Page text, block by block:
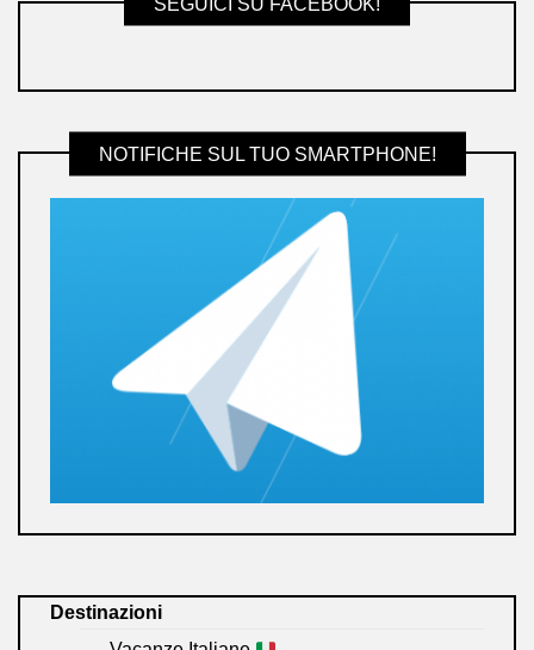
NOTIFICHE SUL TUO SMARTPHONE!
Destinazioni